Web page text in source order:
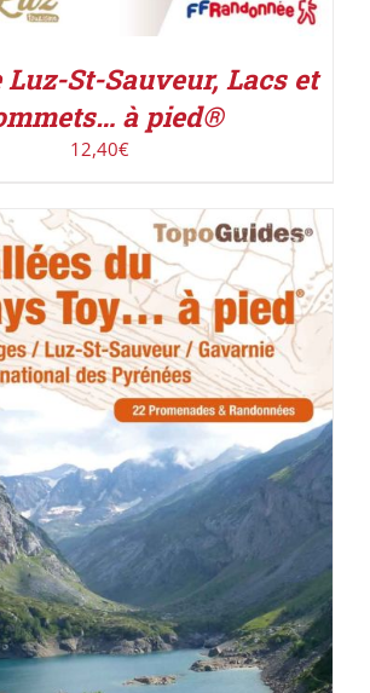
Luz-St-Sauveur, Lacs et
à pied®
12,40€
LE PRODUIT DÉTAILS